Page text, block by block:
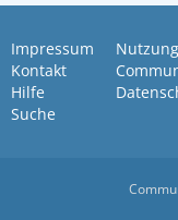
Impressum
Kontakt
Hilfe
Suche